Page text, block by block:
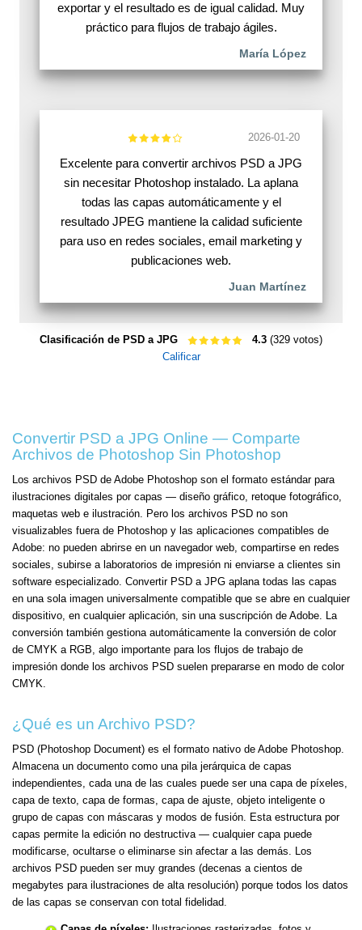
exportar y el resultado es de igual calidad. Muy
práctico para flujos de trabajo ágiles.
María López
2026-01-20
Excelente para convertir archivos PSD a JPG
sin necesitar Photoshop instalado. La aplana
todas las capas automáticamente y el
resultado JPEG mantiene la calidad suficiente
para uso en redes sociales, email marketing y
publicaciones web.
Juan Martínez
Clasificación de PSD a JPG 4.3 (329 votos)
Calificar
Convertir PSD a JPG Online — Comparte
Archivos de Photoshop Sin Photoshop
Los archivos PSD de Adobe Photoshop son el formato estándar para
ilustraciones digitales por capas — diseño gráfico, retoque fotográfico,
maquetas web e ilustración. Pero los archivos PSD no son
visualizables fuera de Photoshop y las aplicaciones compatibles de
Adobe: no pueden abrirse en un navegador web, compartirse en redes
sociales, subirse a laboratorios de impresión ni enviarse a clientes sin
software especializado. Convertir PSD a JPG aplana todas las capas
en una sola imagen universalmente compatible que se abre en cualquier
dispositivo, en cualquier aplicación, sin una suscripción de Adobe. La
conversión también gestiona automáticamente la conversión de color
de CMYK a RGB, algo importante para los flujos de trabajo de
impresión donde los archivos PSD suelen prepararse en modo de color
CMYK.
¿Qué es un Archivo PSD?
PSD (Photoshop Document) es el formato nativo de Adobe Photoshop.
Almacena un documento como una pila jerárquica de capas
independientes, cada una de las cuales puede ser una capa de píxeles,
capa de texto, capa de formas, capa de ajuste, objeto inteligente o
grupo de capas con máscaras y modos de fusión. Esta estructura por
capas permite la edición no destructiva — cualquier capa puede
modificarse, ocultarse o eliminarse sin afectar a las demás. Los
archivos PSD pueden ser muy grandes (decenas a cientos de
megabytes para ilustraciones de alta resolución) porque todos los datos
de las capas se conservan con total fidelidad.